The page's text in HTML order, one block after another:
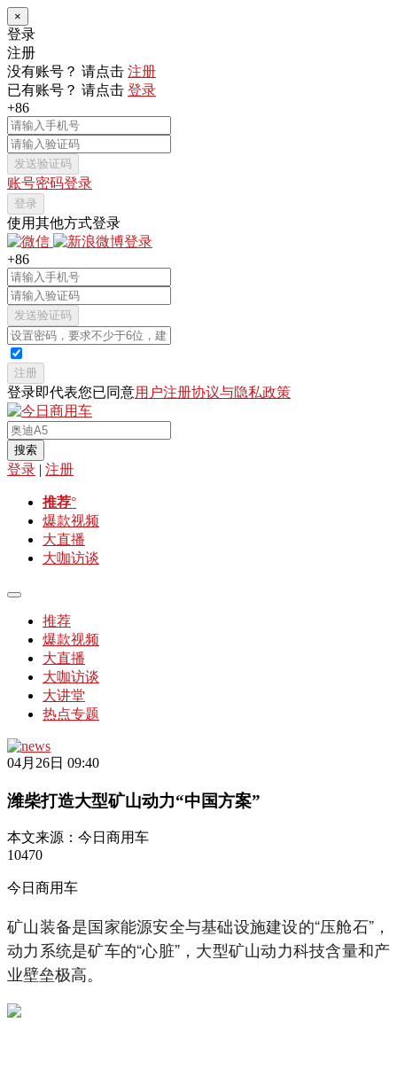
×
登录
注册
没有账号？ 请点击 注册
已有账号？ 请点击 登录
+86
发送验证码
账号密码登录
登录
使用其他方式登录
+86
发送验证码
注册
登录即代表您已同意用户注册协议与隐私政策
搜索
登录 | 注册
推荐°
爆款视频
大直播
大咖访谈
推荐
爆款视频
大直播
大咖访谈
大讲堂
热点专题
04月26日 09:40
潍柴打造大型矿山动力“中国方案”
本文来源： 今日商用车
10470
今日商用车
矿山装备是国家能源安全与基础设施建设的“压舱石”，
动力系统是矿车的“心脏”，大型矿山动力科技含量和产
业壁垒极高。